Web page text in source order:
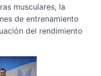
musculares, la
de entrenamiento
del rendimiento